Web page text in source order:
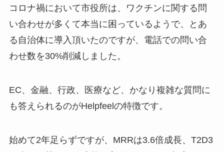
コロナ禍において市役所は、ワクチンに関する問
い合わせが多くて本当に困っているようで、とあ
る自治体に導入頂いたのですが、電話での問い合
わせ数を30%削減しました。
EC、金融、行政、医療など、かなり複雑な質問に
も答えられるのがHelpfeelの特徴です。
始めて2年足らずですが、MRRは3.6倍成長、T2D3